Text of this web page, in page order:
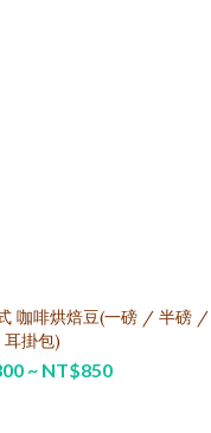
咖啡烘焙豆(一磅 / 半磅 /
耳掛包)
~ NT$850